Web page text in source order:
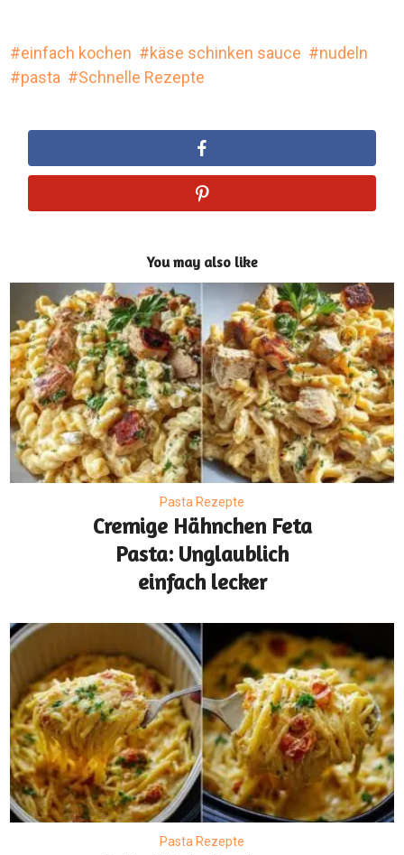
einfach kochen käse schinken sauce
nudeln
pasta
Schnelle Rezepte
You may also like
Pasta Rezepte
Cremige Hähnchen Feta
Pasta: Unglaublich
einfach lecker
Pasta Rezepte